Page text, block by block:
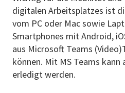
digitalen Arbeitsplatzes ist
vom PC oder Mac sowie
Smartphones mit Android,
aus Microsoft Teams
können. Mit MS Teams kann
erledigt werden.